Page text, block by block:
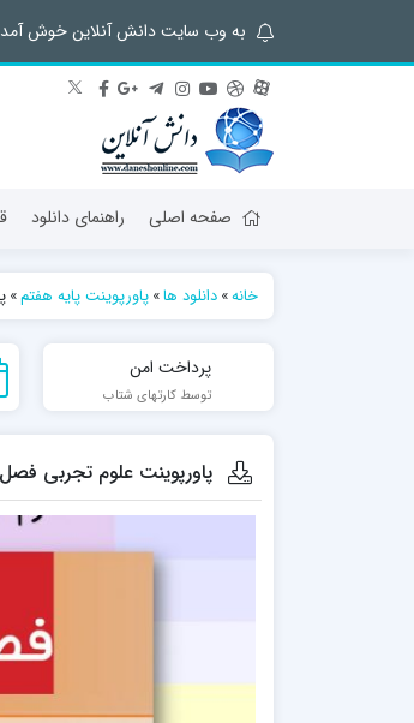
به وب سایت دانش آنلاین خوش
صفحه اصلی راهنمای دانلود
خانه»دانلود ها»پاورپوینت پایه هفتم»
پرداخت امن
توسط کارتهای شتاب
پاورپوینت علوم تجربی فصل 5 پایه هفتم (از معدن تا خانه)